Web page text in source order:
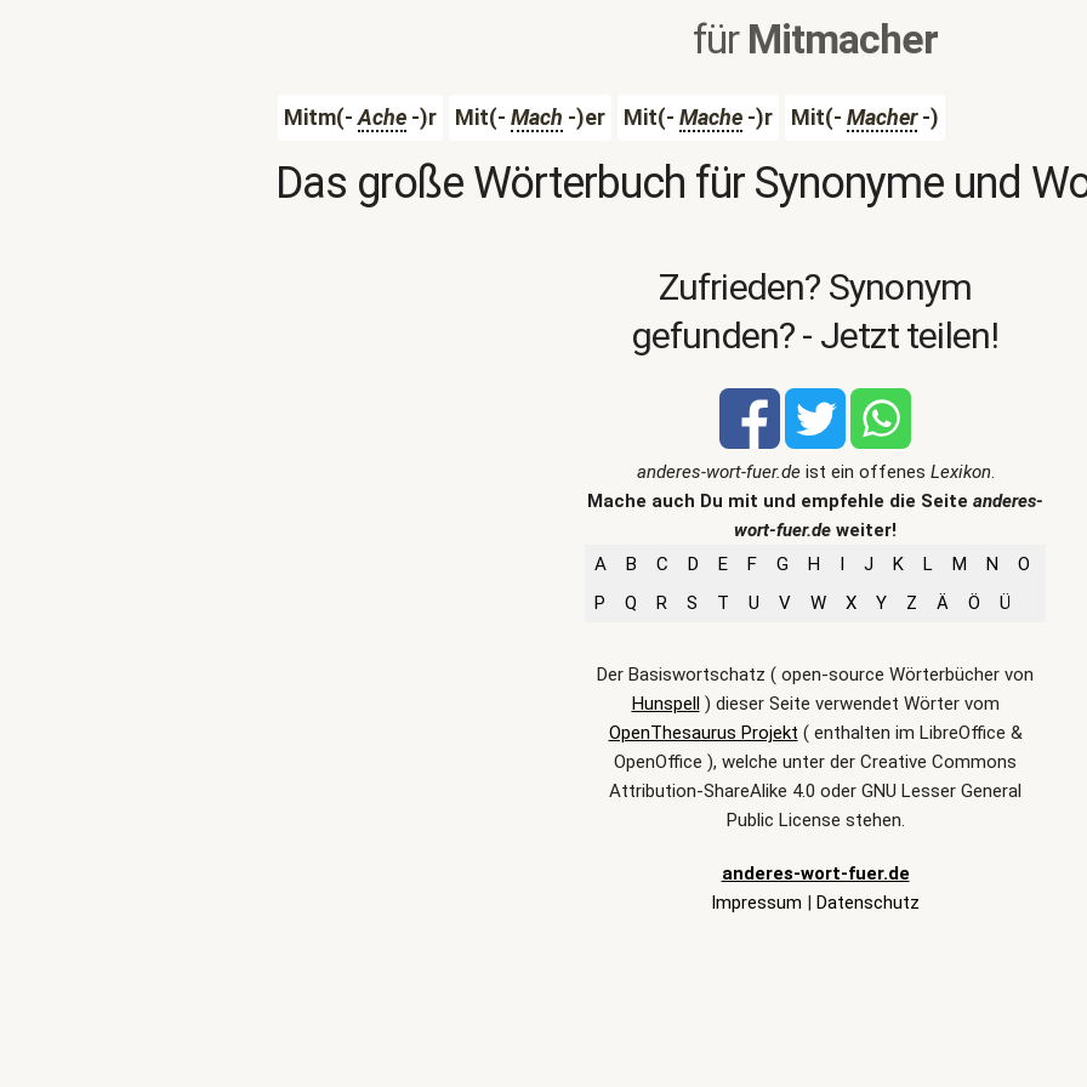
für Mitmacher
Mitm(-Ache-)r Mit(- Mach -)er Mit(- Mache-)r Mit(- Macher-)
Das große Wörterbuch für Synonyme und
Zufrieden? Synonym
gefunden? - Jetzt teilen!
anderes-wort-fuer.deist ein offenes Lexikon.
Mache auch Du mit und empfehle die Seite anderes-
wort-fuer.de weiter!
A
B C D E F G H I J K L M N
O
P
Q R S T U V W X Y Z Ä Ö Ü
Der Basiswortschatz ( open-source Wörterbücher von
Hunspell) dieser Seite verwendet Wörter vom
OpenThesaurus Projekt ( enthalten im LibreOffice &
OpenOffice ), welche unter der Creative Commons
Attribution-ShareAlike 4.0 oder GNU Lesser General
Public License stehen.
anderes-wort-fuer.de
Impressum | Datenschutz